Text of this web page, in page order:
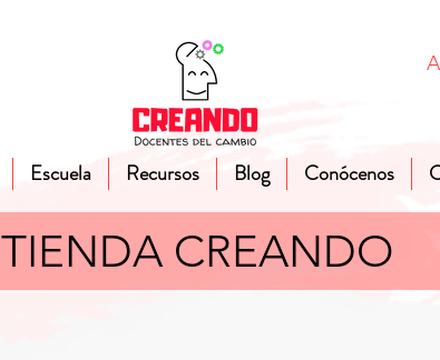
Escuela Recursos Blog Conócenos
TIENDA CREANDO